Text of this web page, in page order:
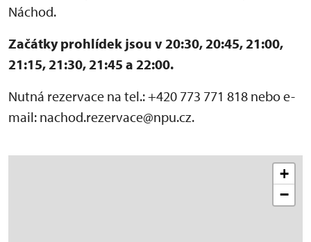
Náchod.
Začátky prohlídek jsou v 20:30, 20:45, 21:00,
21:15, 21:30, 21:45 a 22:00.
Nutná rezervace na tel.: +420 773 771 818 nebo e-
mail: nachod.rezervace@npu.cz.
+
−